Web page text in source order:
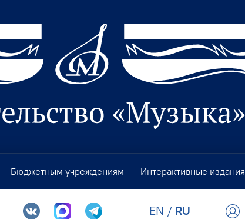
Бюджетным учреждениям Интерактивные издания
EN / RU